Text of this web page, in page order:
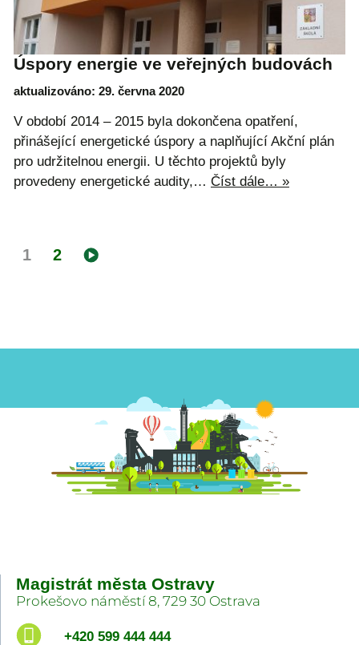
Úspory energie ve veřejných budovách
aktualizováno: 29. června 2020
V období 2014 – 2015 byla dokončena opatření,
přinášející energetické úspory a naplňující Akční plán
pro udržitelnou energii. U těchto projektů byly
provedeny energetické audity,… Číst dále… »
1 2
Magistrát města Ostravy
Prokešovo náměstí 8, 729 30 Ostrava
+420 599 444 444